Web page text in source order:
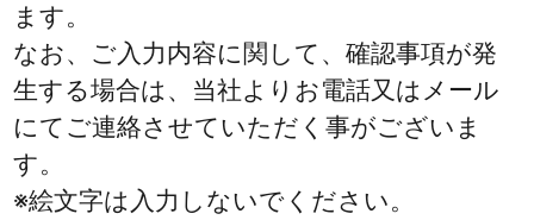
ます。
なお、ご入力内容に関して、確認事項が発
生する場合は、当社よりお電話又はメール
にてご連絡させていただく事がございま
す。
※絵文字は入力しないでください。